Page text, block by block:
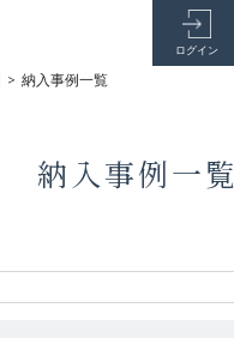
ログイン
> 納入事例一覧
納入事例一覧